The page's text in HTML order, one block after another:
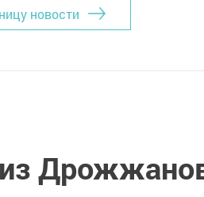
новости